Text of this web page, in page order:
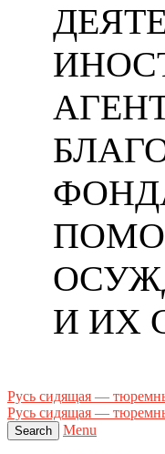
И ИХ
Русь сидящая —
Русь сидящая —
Search Menu